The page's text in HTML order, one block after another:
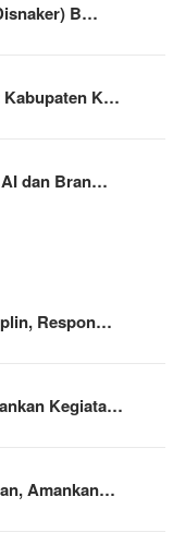
B…
Kabupaten K…
dan Bran…
Respon…
Kegiata…
Amankan…